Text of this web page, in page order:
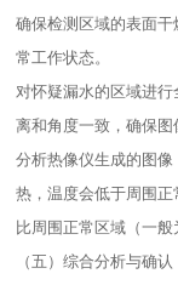
确保检测区域的表面
常工作状态。​
对怀疑漏水的区域进
离和角度一致，确保图
分析热像仪生成的图
热，温度会低于周围
比周围正常区域（一般
（五）综合分析与确认​